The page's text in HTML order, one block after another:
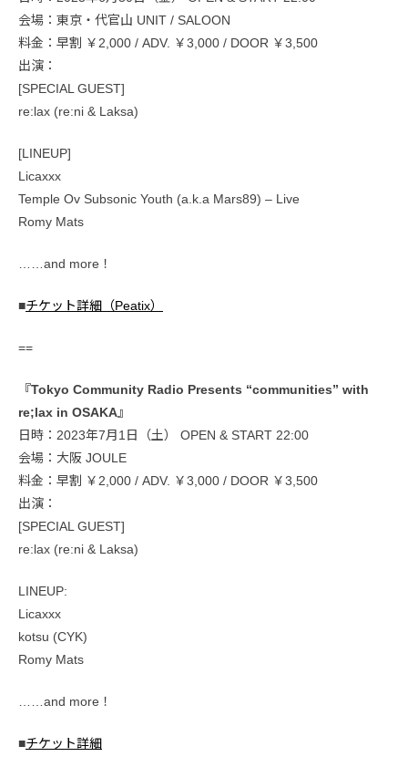
会場：東京・代官山 UNIT / SALOON
料金：早割 ￥2,000 / ADV. ￥3,000 / DOOR ￥3,500
出演：
[SPECIAL GUEST]
re:lax (re:ni & Laksa)
[LINEUP]
Licaxxx
Temple Ov Subsonic Youth (a.k.a Mars89) – Live
Romy Mats
……and more！
■チケット詳細（Peatix）
==
『Tokyo Community Radio Presents “communities” with
re;lax in OSAKA』
日時：2023年7月1日（土） OPEN & START 22:00
会場：大阪 JOULE
料金：早割 ￥2,000 / ADV. ￥3,000 / DOOR ￥3,500
出演：
[SPECIAL GUEST]
re:lax (re:ni & Laksa)
LINEUP:
Licaxxx
kotsu (CYK)
Romy Mats
……and more！
■チケット詳細